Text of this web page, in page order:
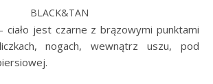
BLACK&TAN
ciało jest czarne z brązowymi punktami
nogach, wewnątrz uszu, pod